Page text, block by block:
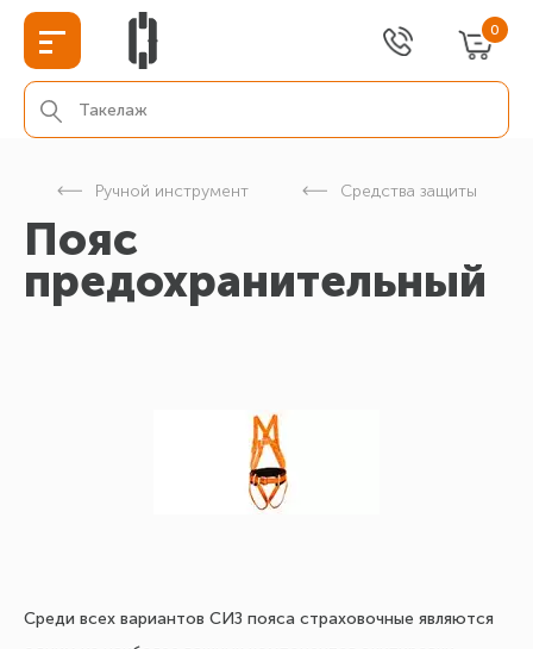
0
Ручной инструмент Средства защиты
Пояс
предохранительный
Среди всех вариантов СИЗ пояса страховочные являются